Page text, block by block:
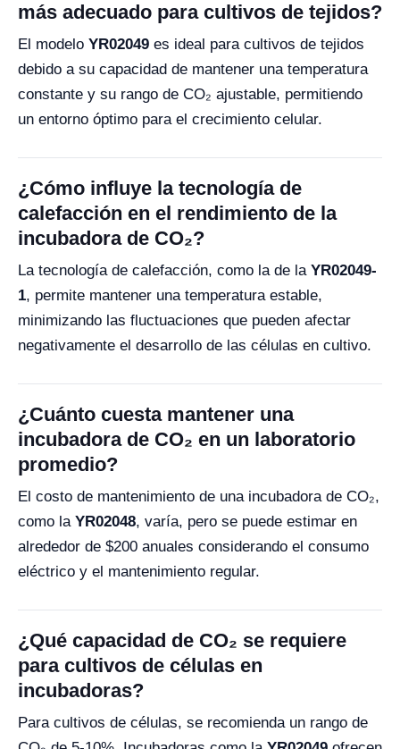
más adecuado para cultivos de tejidos?
El modelo YR02049 es ideal para cultivos de tejidos
debido a su capacidad de mantener una temperatura
constante y su rango de CO₂ ajustable, permitiendo
un entorno óptimo para el crecimiento celular.
¿Cómo influye la tecnología de
calefacción en el rendimiento de la
incubadora de CO₂?
La tecnología de calefacción, como la de la YR02049-
1, permite mantener una temperatura estable,
minimizando las fluctuaciones que pueden afectar
negativamente el desarrollo de las células en cultivo.
¿Cuánto cuesta mantener una
incubadora de CO₂ en un laboratorio
promedio?
El costo de mantenimiento de una incubadora de CO₂,
como la YR02048, varía, pero se puede estimar en
alrededor de $200 anuales considerando el consumo
eléctrico y el mantenimiento regular.
¿Qué capacidad de CO₂ se requiere
para cultivos de células en
incubadoras?
Para cultivos de células, se recomienda un rango de